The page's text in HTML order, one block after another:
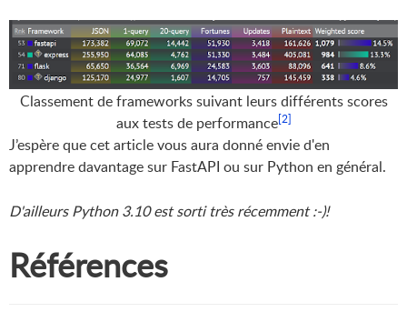
Classement de frameworks suivant leurs différents scores
aux tests de performance[2]
J’espère que cet article vous aura donné envie d'en
apprendre davantage sur FastAPI ou sur Python en général.
D'ailleurs Python 3.10 est sorti très récemment :-)!
Références